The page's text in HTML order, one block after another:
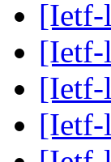
[Ietf-
[Ietf-
[Ietf-
[Ietf-